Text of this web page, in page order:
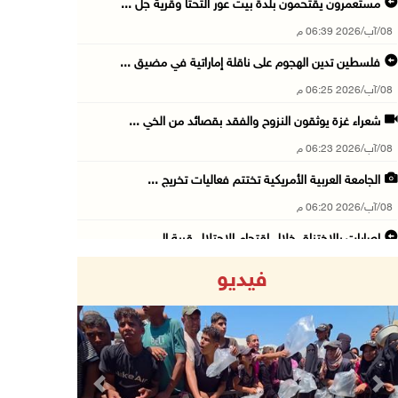
مستعمرون يقتحمون بلدة بيت عور التحتا وقرية جل ...
08/آب/2026 06:39 م
فلسطين تدين الهجوم على ناقلة إماراتية في مضيق ...
08/آب/2026 06:25 م
شعراء غزة يوثقون النزوح والفقد بقصائد من الخي ...
08/آب/2026 06:23 م
الجامعة العربية الأمريكية تختتم فعاليات تخريج ...
08/آب/2026 06:20 م
إصابات بالاختناق خلال اقتحام الاحتلال قرية ال ...
08/آب/2026 04:50 م
أطفال مبتورو الأطراف يتحدّون الألم بكرة القدم ...
08/آب/2026 04:42 م
فيديو
Previous Next